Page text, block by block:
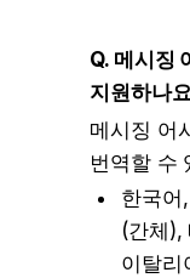
Q. 메시징
지원하나
메시징 어
번역할 수
한국어
(간체),
이탈리